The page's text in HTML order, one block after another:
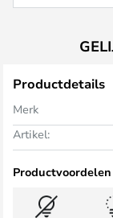
Productdetails
Merk
Artikel:
Productvoordelen